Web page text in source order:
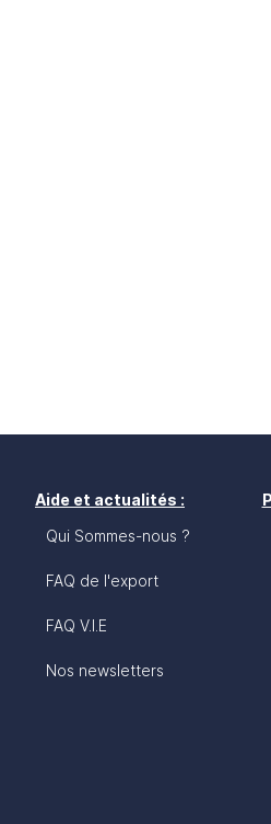
Aide et actualités :
Qui Sommes-nous ?
FAQ de l'export
FAQ V.I.E
Nos newsletters